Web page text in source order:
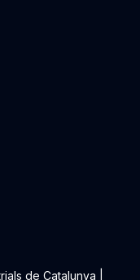
de Catalunya |